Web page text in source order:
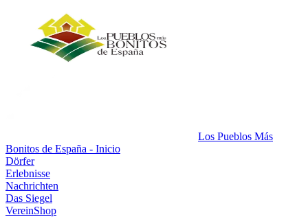
Los Pueblos Más
Bonitos de España - Inicio
Dörfer
Erlebnisse
Nachrichten
Das Siegel
VereinShop